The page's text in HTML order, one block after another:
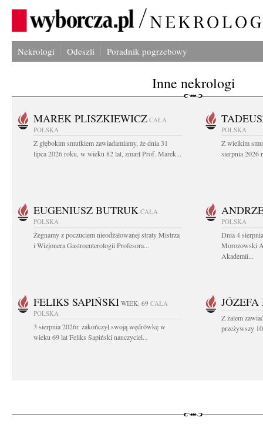
Nekrologi Odeszli Poradnik pogrzebowy
Inne nekrologi
MAREK PLISZKIEWICZ CAŁA
POLSKA
Z głębokim smutkiem zawiadamiamy, że dnia 31
lipca 2026 roku, w wieku 82 lat, zmarł Prof. Marek...
POLSKA
Z wielkim
sierpnia 2026
EUGENIUSZ BUTRUK CAŁA
POLSKA
Żegnamy z poczuciem nieodżałowanej straty Mistrza
i Wizjonera Gastroenterologii Profesora...
POLSKA
Dnia 4
Morozowski
Akademii...
FELIKS SAPIŃSKI WIEK: 69 CAŁA
POLSKA
3 sierpnia 2026r. zakończył swoją wędrówkę w
wieku 69 lat Feliks Sapiński nauczyciel...
Z żalem
przeżywszy